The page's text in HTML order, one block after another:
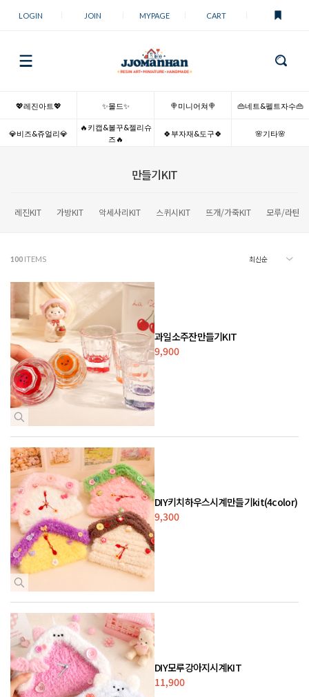
LOGIN JOIN MYPAGE CART
💖레진아트💖 ✨몰드✨ 🍭미니어쳐🍭 👜네트&펠트자수👜
💎비즈&쥬얼리💎
🔥키캡&볼꾸&젤리슈
즈🔥
🍀부자재&도구🍀 🌸기타🌸
만들기KIT
레진KIT 가방KIT 악세사리KIT 스퀴시KIT 뜨개/가죽KIT 모루/라탄
100 ITEMS
과일소주잔만들기KIT
9,900
DIY키치하우스시계만들기kit(4color)
9,300
DIY모루강아지시계KIT
11,900